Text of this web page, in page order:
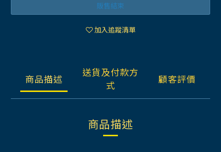
販售結束
加入追蹤清單
商品描述
送貨及付款方
式
顧客評價
商品描述